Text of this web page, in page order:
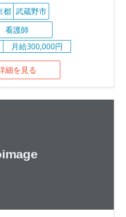
都 武蔵野市
看護師
月給300,000円
細を見る